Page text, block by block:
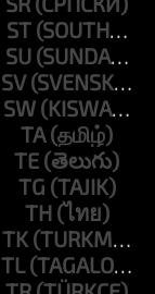
ST
SU
SV
SW
TA
TE
TG
TH
TK
TL